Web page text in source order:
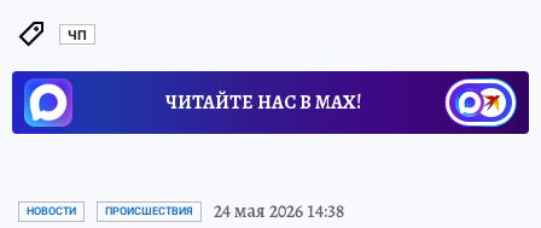
ЧП
ЧИТАЙТЕ НАС В МАХ!
НОВОСТИ ПРОИСШЕСТВИЯ 24 мая 2026 14:38